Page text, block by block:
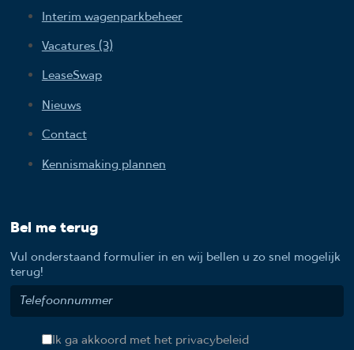
Interim wagenparkbeheer
Vacatures (3)
LeaseSwap
Nieuws
Contact
Kennismaking plannen
Bel me terug
Vul onderstaand formulier in en wij bellen u zo snel mogelijk
terug!
Ik ga akkoord met het privacybeleid